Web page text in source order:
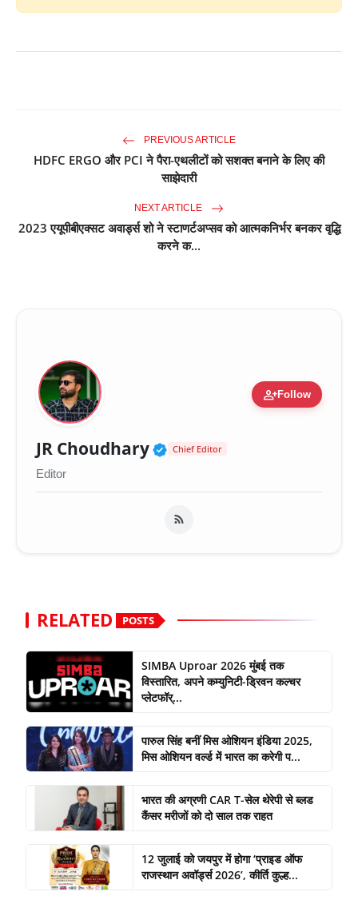
PREVIOUS ARTICLE
HDFC ERGO और PCI ने पैरा-एथलीटों को सशक्त बनाने के लिए की
साझेदारी
NEXT ARTICLE
2023 एयूपीबीएक्सट अवार्ड्स शो ने स्टाणर्टअप्सव को आत्मकनिर्भर बनकर वृद्धि
करने क...
person_addFollow
JR Choudhary Verified Public Figure
Chief Editor
Editor
RELATED POSTS
SIMBA Uproar 2026 मुंबई तक
विस्तारित, अपने कम्युनिटी-ड्रिवन कल्चर
प्लेटफॉर्...
पारुल सिंह बनीं मिस ओशियन इंडिया 2025,
मिस ओशियन वर्ल्ड में भारत का करेगी प...
भारत की अग्रणी CAR T-सेल थेरेपी से ब्लड
कैंसर मरीजों को दो साल तक राहत
12 जुलाई को जयपुर में होगा ‘प्राइड ऑफ
राजस्थान अवॉर्ड्स 2026’, कीर्ति कुल्ह...